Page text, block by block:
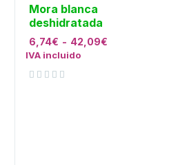
Mora blanca
deshidratada
6,74€ - 42,09€
IVA incluido